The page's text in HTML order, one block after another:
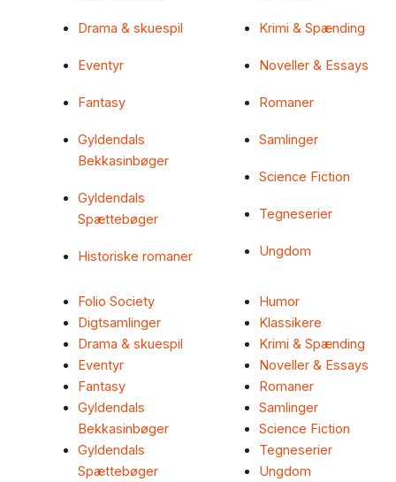
Drama & skuespil
Eventyr
Fantasy
Gyldendals
Bekkasinbøger
Gyldendals
Spættebøger
Historiske romaner
Krimi & Spænding
Noveller & Essays
Romaner
Samlinger
Science Fiction
Tegneserier
Ungdom
Folio Society
Digtsamlinger
Drama & skuespil
Eventyr
Fantasy
Gyldendals
Bekkasinbøger
Gyldendals
Spættebøger
Humor
Klassikere
Krimi & Spænding
Noveller & Essays
Romaner
Samlinger
Science Fiction
Tegneserier
Ungdom